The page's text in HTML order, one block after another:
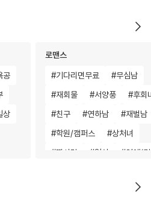
공
상
로맨스
#기다리면무료 #무심남
#재회물 #서양풍 #후회
#친구 #연하남 #재벌남
#학원/캠퍼스 #상처녀
#짝사랑 #일상 #연애/